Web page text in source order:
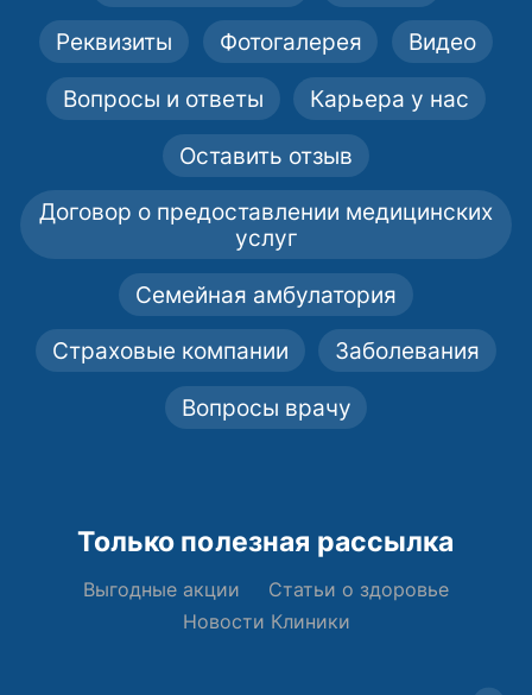
Реквизиты Фотогалерея Видео
Вопросы и ответы Карьера у нас
Оставить отзыв
Договор о предоставлении медицинских
услуг
Семейная амбулатория
Страховые компании Заболевания
Вопросы врачу
Только полезная рассылка
Выгодные акции
Статьи о здоровье
Новости Клиники